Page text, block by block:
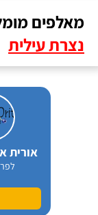
מאלפים
נצרת עילית
אורית